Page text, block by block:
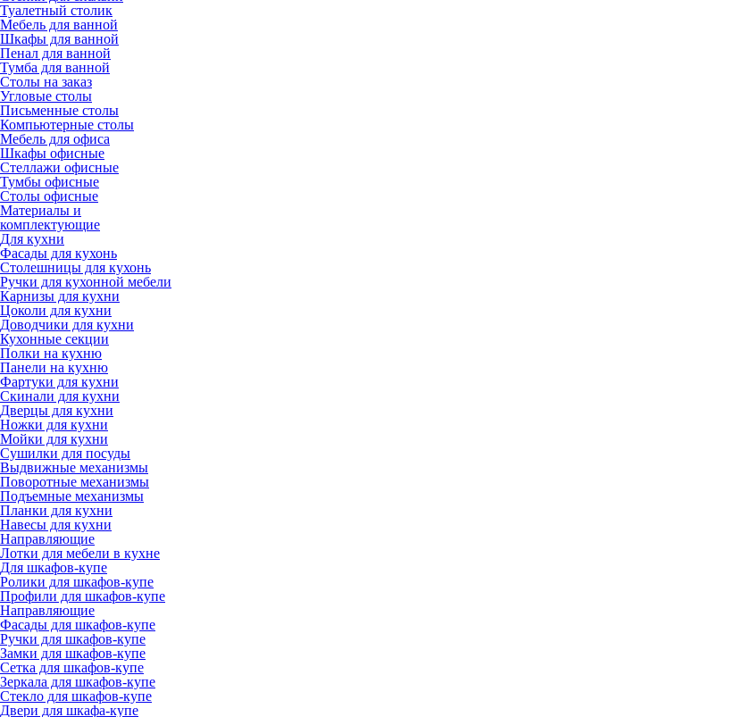
Туалетный столик
Мебель для ванной
Шкафы для ванной
Пенал для ванной
Тумба для ванной
Столы на заказ
Угловые столы
Письменные столы
Компьютерные столы
Мебель для офиса
Шкафы офисные
Стеллажи офисные
Тумбы офисные
Столы офисные
Материалы и
комплектующие
Для кухни
Фасады для кухонь
Столешницы для кухонь
Ручки для кухонной мебели
Карнизы для кухни
Цоколи для кухни
Доводчики для кухни
Кухонные секции
Полки на кухню
Панели на кухню
Фартуки для кухни
Скинали для кухни
Дверцы для кухни
Ножки для кухни
Мойки для кухни
Сушилки для посуды
Выдвижные механизмы
Поворотные механизмы
Подъемные механизмы
Планки для кухни
Навесы для кухни
Направляющие
Лотки для мебели в кухне
Для шкафов-купе
Ролики для шкафов-купе
Профили для шкафов-купе
Направляющие
Фасады для шкафов-купе
Ручки для шкафов-купе
Замки для шкафов-купе
Сетка для шкафов-купе
Зеркала для шкафов-купе
Стекло для шкафов-купе
Двери для шкафа-купе